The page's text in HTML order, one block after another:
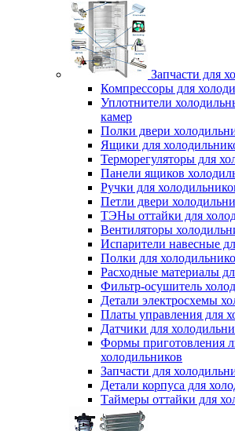
Запчасти для
Компрессоры для
Уплотнители
камер
Полки двери
Ящики для
Терморегуляторы для
Панели ящиков
Ручки для
Петли двери
ТЭНы оттайки для
Вентиляторы
Испарители навесные
Полки для
Расходные материалы
Фильтр-осушитель
Детали электросхемы
Платы управления для
Датчики для
Формы приготовления
холодильников
Запчасти для
Детали корпуса для
Таймеры оттайки для